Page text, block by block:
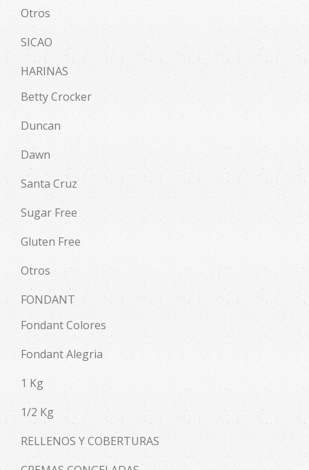
Otros
SICAO
HARINAS
Betty Crocker
Duncan
Dawn
Santa Cruz
Sugar Free
Gluten Free
Otros
FONDANT
Fondant Colores
Fondant Alegria
1 Kg
1/2 Kg
RELLENOS Y COBERTURAS